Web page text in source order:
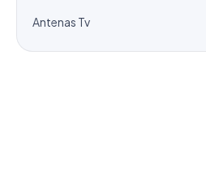
Antenas Tv